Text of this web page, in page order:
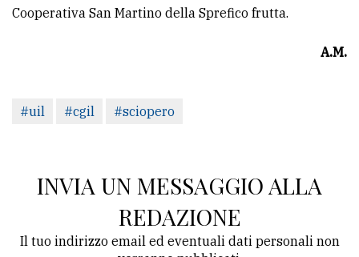
Cooperativa San Martino della Sprefico frutta.
A.M.
#uil #cgil #sciopero
INVIA UN MESSAGGIO ALLA
REDAZIONE
Il tuo indirizzo email ed eventuali dati personali non